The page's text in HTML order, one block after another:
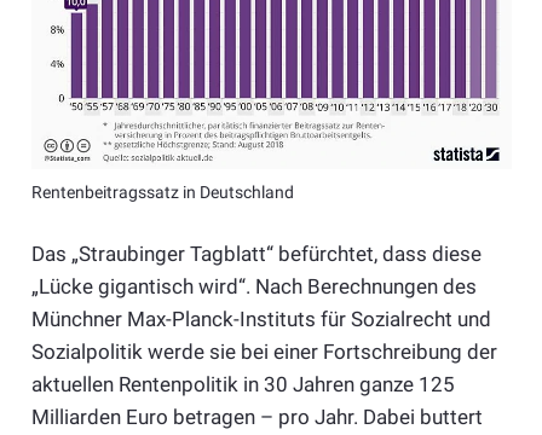
Rentenbeitragssatz in Deutschland
Das „Straubinger Tagblatt“ befürchtet, dass diese
„Lücke gigantisch wird“. Nach Berechnungen des
Münchner Max-Planck-Instituts für Sozialrecht und
Sozialpolitik werde sie bei einer Fortschreibung der
aktuellen Rentenpolitik in 30 Jahren ganze 125
Milliarden Euro betragen – pro Jahr. Dabei buttert